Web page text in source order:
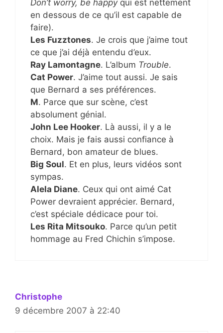
Don’t worry, be happyqui est nettement
en dessous de ce qu’il est capable de
faire).
Les Fuzztones. Je crois que j’aime tout
ce que j’ai déjà entendu d’eux.
Ray Lamontagne. L’album Trouble.
Cat Power. J’aime tout aussi. Je sais
que Bernard a ses préférences.
M. Parce que sur scène, c’est
absolument génial.
John Lee Hooker. Là aussi, il y a le
choix. Mais je fais aussi confiance à
Bernard, bon amateur de blues.
Big Soul. Et en plus, leurs vidéos sont
sympas.
Alela Diane. Ceux qui ont aimé Cat
Power devraient apprécier. Bernard,
c’est spéciale dédicace pour toi.
Les Rita Mitsouko. Parce qu’un petit
hommage au Fred Chichin s’impose.
Christophe
9 décembre 2007 à 22:40